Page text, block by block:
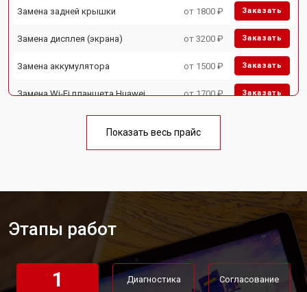
Замена задней крышки от 1800 ₽ Заказать
Замена дисплея (экрана) от 3200 ₽ Заказать
Замена аккумулятора от 1500 ₽ Заказать
Замена Wi-Fi планшета Huawei от 1700 ₽ Заказать
Замена кнопок планшета Huawei от 1750 ₽
Показать весь прайс
Этапы работ
1 Диагностика Согласование